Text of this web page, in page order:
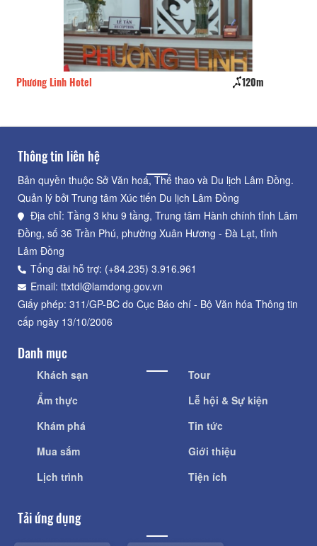
Phương Linh Hotel 120m
Thông tin liên hệ
Bản quyền thuộc Sở Văn hoá, Thể thao và Du lịch Lâm Đồng.
Quản lý bởi Trung tâm Xúc tiến Du lịch Lâm Đồng
Địa chỉ: Tầng 3 khu 9 tầng, Trung tâm Hành chính tỉnh Lâm
Đồng, số 36 Trần Phú, phường Xuân Hương - Đà Lạt, tỉnh
Lâm Đồng
Tổng đài hỗ trợ: (+84.235) 3.916.961
Email: ttxtdl@lamdong.gov.vn
Giấy phép: 311/GP-BC do Cục Báo chí - Bộ Văn hóa Thông tin
cấp ngày 13/10/2006
Danh mục
Khách sạn
Ẩm thực
Khám phá
Mua sắm
Lịch trình
Tour
Lễ hội & Sự kiện
Tin tức
Giới thiệu
Tiện ích
Tải ứng dụng